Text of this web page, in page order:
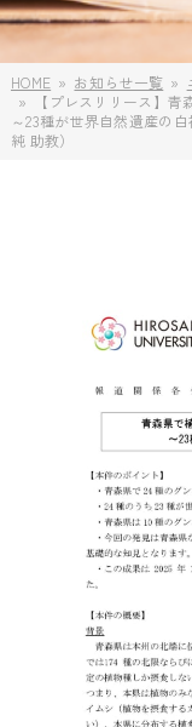
HOME お知らせ一覧
【プレスリリース】
～23種が世界自然遺産の
純 助教）